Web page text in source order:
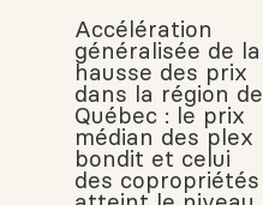
Accélération
généralisée de la
hausse des prix
dans la région de
Québec : le prix
médian des plex
bondit et celui
des copropriétés